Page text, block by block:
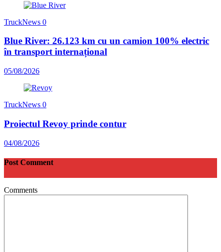
TruckNews 0
Blue River: 26.123 km cu un camion 100% electric
în transport internațional
05/08/2026
TruckNews 0
Proiectul Revoy prinde contur
04/08/2026
Post Comment
Comments